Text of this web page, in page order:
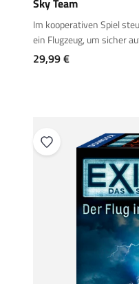
Sky Team
Im kooperativen Spiel
ein Flugzeug, um sicher
Angebot
29,99 €